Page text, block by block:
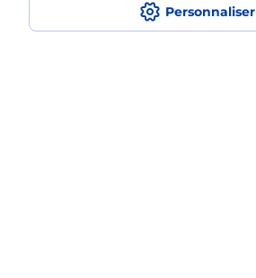
Personnaliser
Comment fonctionne la
téléassistance classique ?